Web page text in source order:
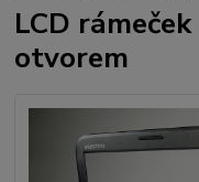
LCD
otvorem